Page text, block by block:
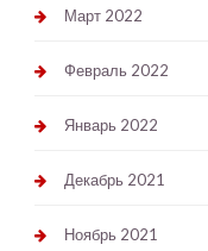
Март 2022
Февраль 2022
Январь 2022
Декабрь 2021
Ноябрь 2021